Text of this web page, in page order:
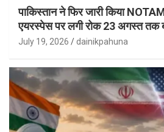
पाकिस्तान ने फिर जारी किया
एयरस्पेस पर लगी रोक 23 अगस्त तक
July 19, 2026 dainikpahuna